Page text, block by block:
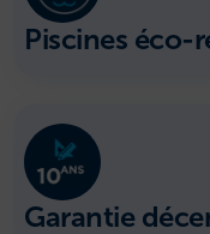
Piscines éco-
Garantie